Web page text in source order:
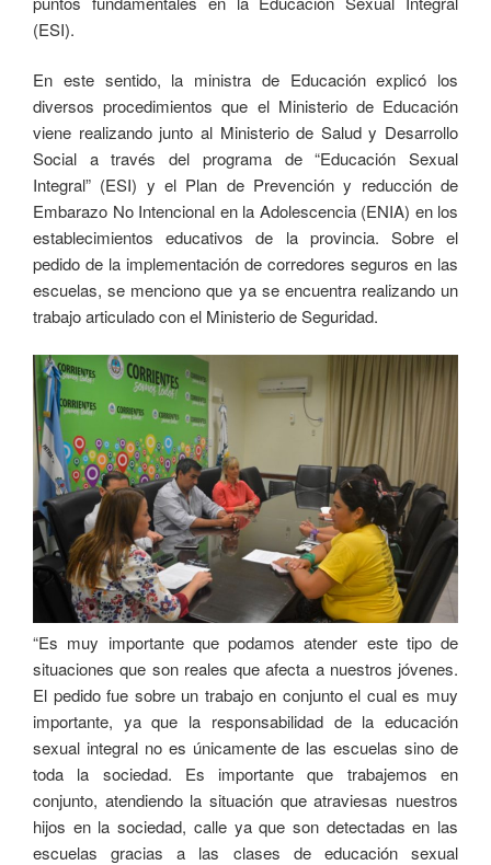
(ESI).
En este sentido, la ministra de Educación explicó los
diversos procedimientos que el Ministerio de Educación
viene realizando junto al Ministerio de Salud y Desarrollo
Social a través del programa de “Educación Sexual
Integral” (ESI) y el Plan de Prevención y reducción de
Embarazo No Intencional en la Adolescencia (ENIA) en los
establecimientos educativos de la provincia. Sobre el
pedido de la implementación de corredores seguros en las
escuelas, se menciono que ya se encuentra realizando un
trabajo articulado con el Ministerio de Seguridad.
“Es muy importante que podamos atender este tipo de
situaciones que son reales que afecta a nuestros jóvenes.
El pedido fue sobre un trabajo en conjunto el cual es muy
importante, ya que la responsabilidad de la educación
sexual integral no es únicamente de las escuelas sino de
toda la sociedad. Es importante que trabajemos en
conjunto, atendiendo la situación que atraviesas nuestros
hijos en la sociedad, calle ya que son detectadas en las
escuelas gracias a las clases de educación sexual